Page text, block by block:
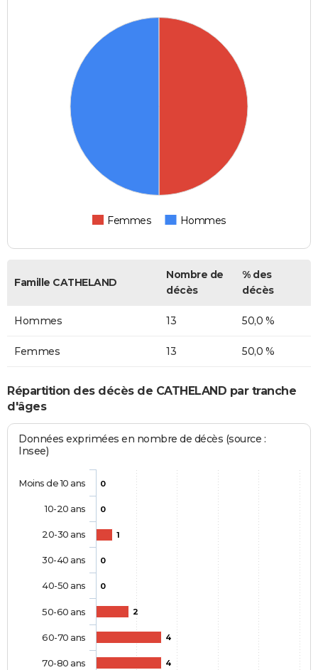
Femmes Hommes
Famille CATHELAND
Nombre de
décès
% des
décès
Hommes 13 50,0 %
Femmes 13 50,0 %
Répartition des décès de CATHELAND par tranche
d'âges
Données exprimées en nombre de décès (source :
Insee)
0
0
1
0
0
2
4
4
Moins de 10 ans
10-20 ans
20-30 ans
30-40 ans
40-50 ans
50-60 ans
60-70 ans
70-80 ans